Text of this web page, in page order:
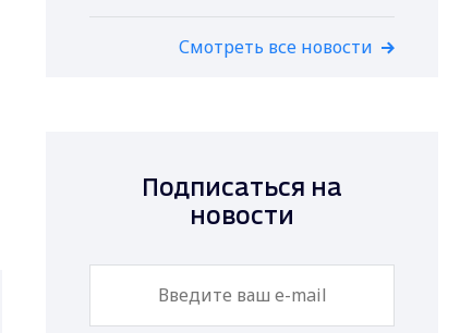
Смотреть все новости
Подписаться на
новости